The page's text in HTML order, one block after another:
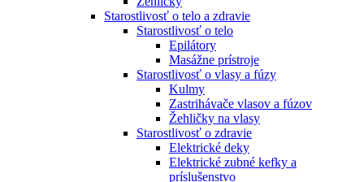
Starostlivosť o telo a zdravie
Starostlivosť o telo
Epilátory
Masážne prístroje
Starostlivosť o vlasy a fúzy
Kulmy
Zastrihávače vlasov a fúzov
Žehličky na vlasy
Starostlivosť o zdravie
Elektrické deky
Elektrické zubné kefky a
príslušenstvo